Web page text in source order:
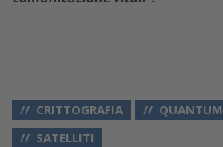
CRITTOGRAFIA
SATELLITI